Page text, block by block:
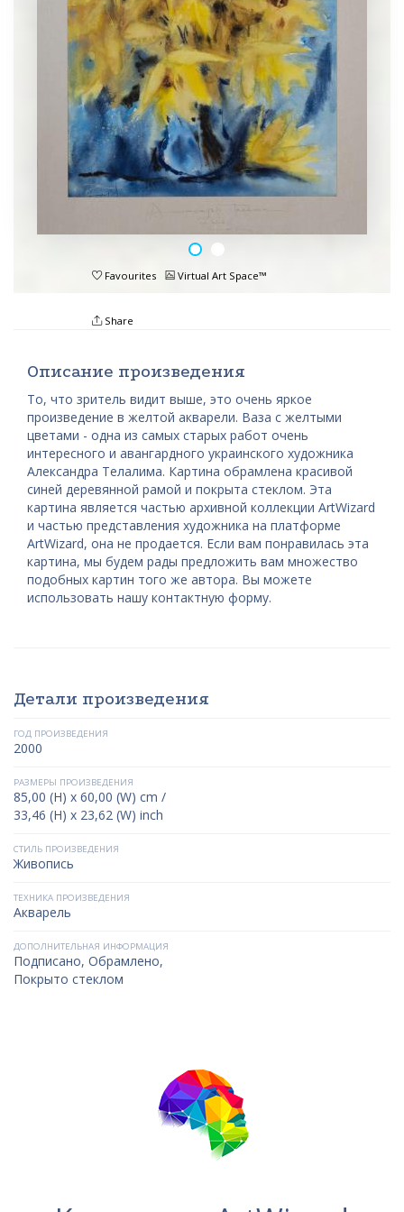
Favourites Virtual Art Space™
Share
Описание произведения
То, что зритель видит выше, это очень яркое
произведение в желтой акварели. Ваза с желтыми
цветами - одна из самых старых работ очень
интересного и авангардного украинского художника
Александра Телалима. Картина обрамлена красивой
синей деревянной рамой и покрыта стеклом. Эта
картина является частью архивной коллекции ArtWizard
и частью представления художника на платформе
ArtWizard, она не продается. Если вам понравилась эта
картина, мы будем рады предложить вам множество
подобных картин того же автора. Вы можете
использовать нашу контактную форму.
Детали произведения
ГОД ПРОИЗВЕДЕНИЯ
2000
РАЗМЕРЫ ПРОИЗВЕДЕНИЯ
85,00 (H) x 60,00 (W) cm /
33,46 (H) x 23,62 (W) inch
СТИЛЬ ПРОИЗВЕДЕНИЯ
Живопись
ТЕХНИКА ПРОИЗВЕДЕНИЯ
Акварель
ДОПОЛНИТЕЛЬНАЯ ИНФОРМАЦИЯ
Подписано, Обрамлено,
Покрыто стеклом